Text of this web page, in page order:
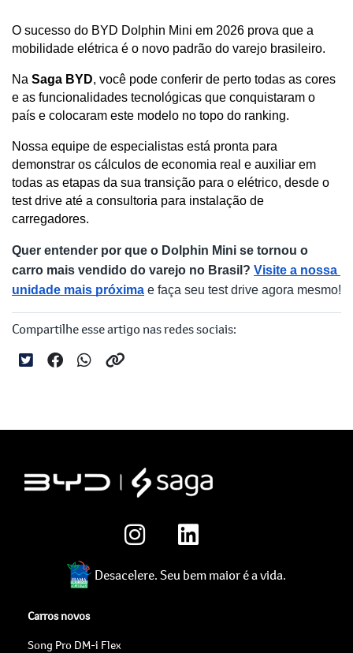
O sucesso do BYD Dolphin Mini em 2026 prova que a
mobilidade elétrica é o novo padrão do varejo brasileiro.
Na Saga BYD, você pode conferir de perto todas as cores
e as funcionalidades tecnológicas que conquistaram o
país e colocaram este modelo no topo do ranking.
Nossa equipe de especialistas está pronta para
demonstrar os cálculos de economia real e auxiliar em
todas as etapas da sua transição para o elétrico, desde o
test drive até a consultoria para instalação de
carregadores.
Quer entender por que o Dolphin Mini se tornou o
carro mais vendido do varejo no Brasil? Visite a nossa
unidade mais próxima e faça seu test drive agora mesmo!
Compartilhe esse artigo nas redes sociais:
Desacelere. Seu bem maior é a vida.
Carros novos
Song Pro DM-i Flex